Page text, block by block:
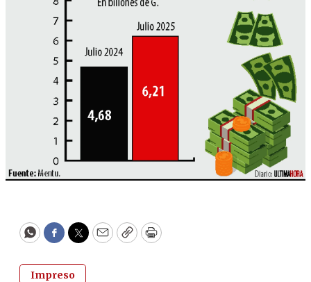
WhatsApp
Facebook
Twitter
EmailCopyPrint
Impreso